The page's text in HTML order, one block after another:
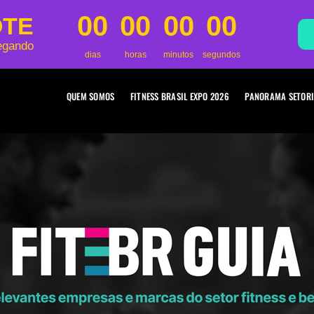
00
dias
00
horas
00
minutos
00
segundos
QUEM SOMOS FITNESS BRASIL EXPO 2026 PANORAMA